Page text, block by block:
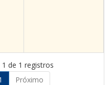
de 1 registros
Próximo